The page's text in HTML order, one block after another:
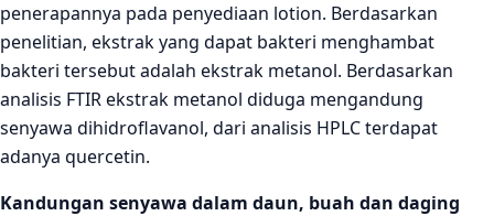
penerapannya pada penyediaan lotion. Berdasarkan
penelitian, ekstrak yang dapat bakteri menghambat
bakteri tersebut adalah ekstrak metanol. Berdasarkan
analisis FTIR ekstrak metanol diduga mengandung
senyawa dihidroflavanol, dari analisis HPLC terdapat
adanya quercetin.
Kandungan senyawa dalam daun, buah dan daging